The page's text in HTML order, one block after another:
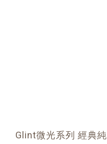
Glint微光系列 經典純